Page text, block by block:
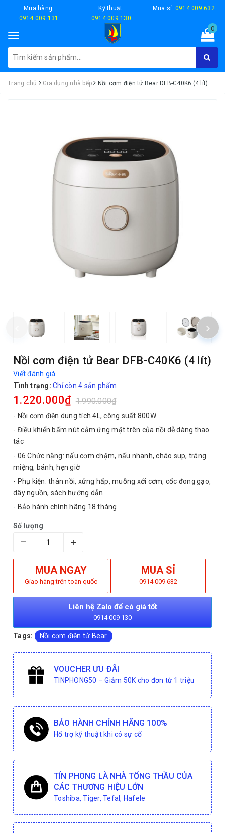
Mua hàng:
0914.009.131
Kỹ thuật:
0914.009.130
Mua sỉ: 0914.009.632
Toggle
navigation
0
Trang chủ Gia dụng nhà bếp Nồi cơm điện tử Bear DFB-C40K6 (4 lít)
Nồi cơm điện tử Bear DFB-C40K6 (4 lít)
Viết đánh giá
Tình trạng: Chỉ còn 4 sản phẩm
1.220.000₫ 1.990.000₫
- Nồi cơm điện dung tích 4L, công suất 800W
- Điều khiển bấm nút cảm ứng mặt trên của nồi dễ dàng thao
tác
- 06 Chức năng: nấu cơm chậm, nấu nhanh, cháo sup, tráng
miệng, bánh, hẹn giờ
- Phụ kiện: thân nồi, xửng hấp, muỗng xới cơm, cốc đong gạo,
dây nguồn, sách hướng dẫn
- Bảo hành chính hãng 18 tháng
Số lượng
– +
MUA NGAY
Giao hàng trên toàn quốc
MUA SỈ
0914 009 632
Liên hệ Zalo để có giá tốt
0914 009 130
Tags: Nồi cơm điện tử Bear
VOUCHER ƯU ĐÃI
TINPHONG50 – Giảm 50K cho đơn từ 1 triệu
BẢO HÀNH CHÍNH HÃNG 100%
Hổ trợ kỹ thuật khi có sự cố
TÍN PHONG LÀ NHÀ TỔNG THẦU CỦA
CÁC THƯƠNG HIỆU LỚN
Toshiba, Tiger, Tefal, Hafele